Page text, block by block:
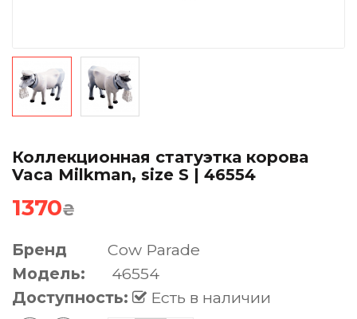
Коллекционная статуэтка корова
Vaca Milkman, size S | 46554
1370₴
Бренд
Cow Parade
Модель:
46554
Доступность:
Есть в наличии